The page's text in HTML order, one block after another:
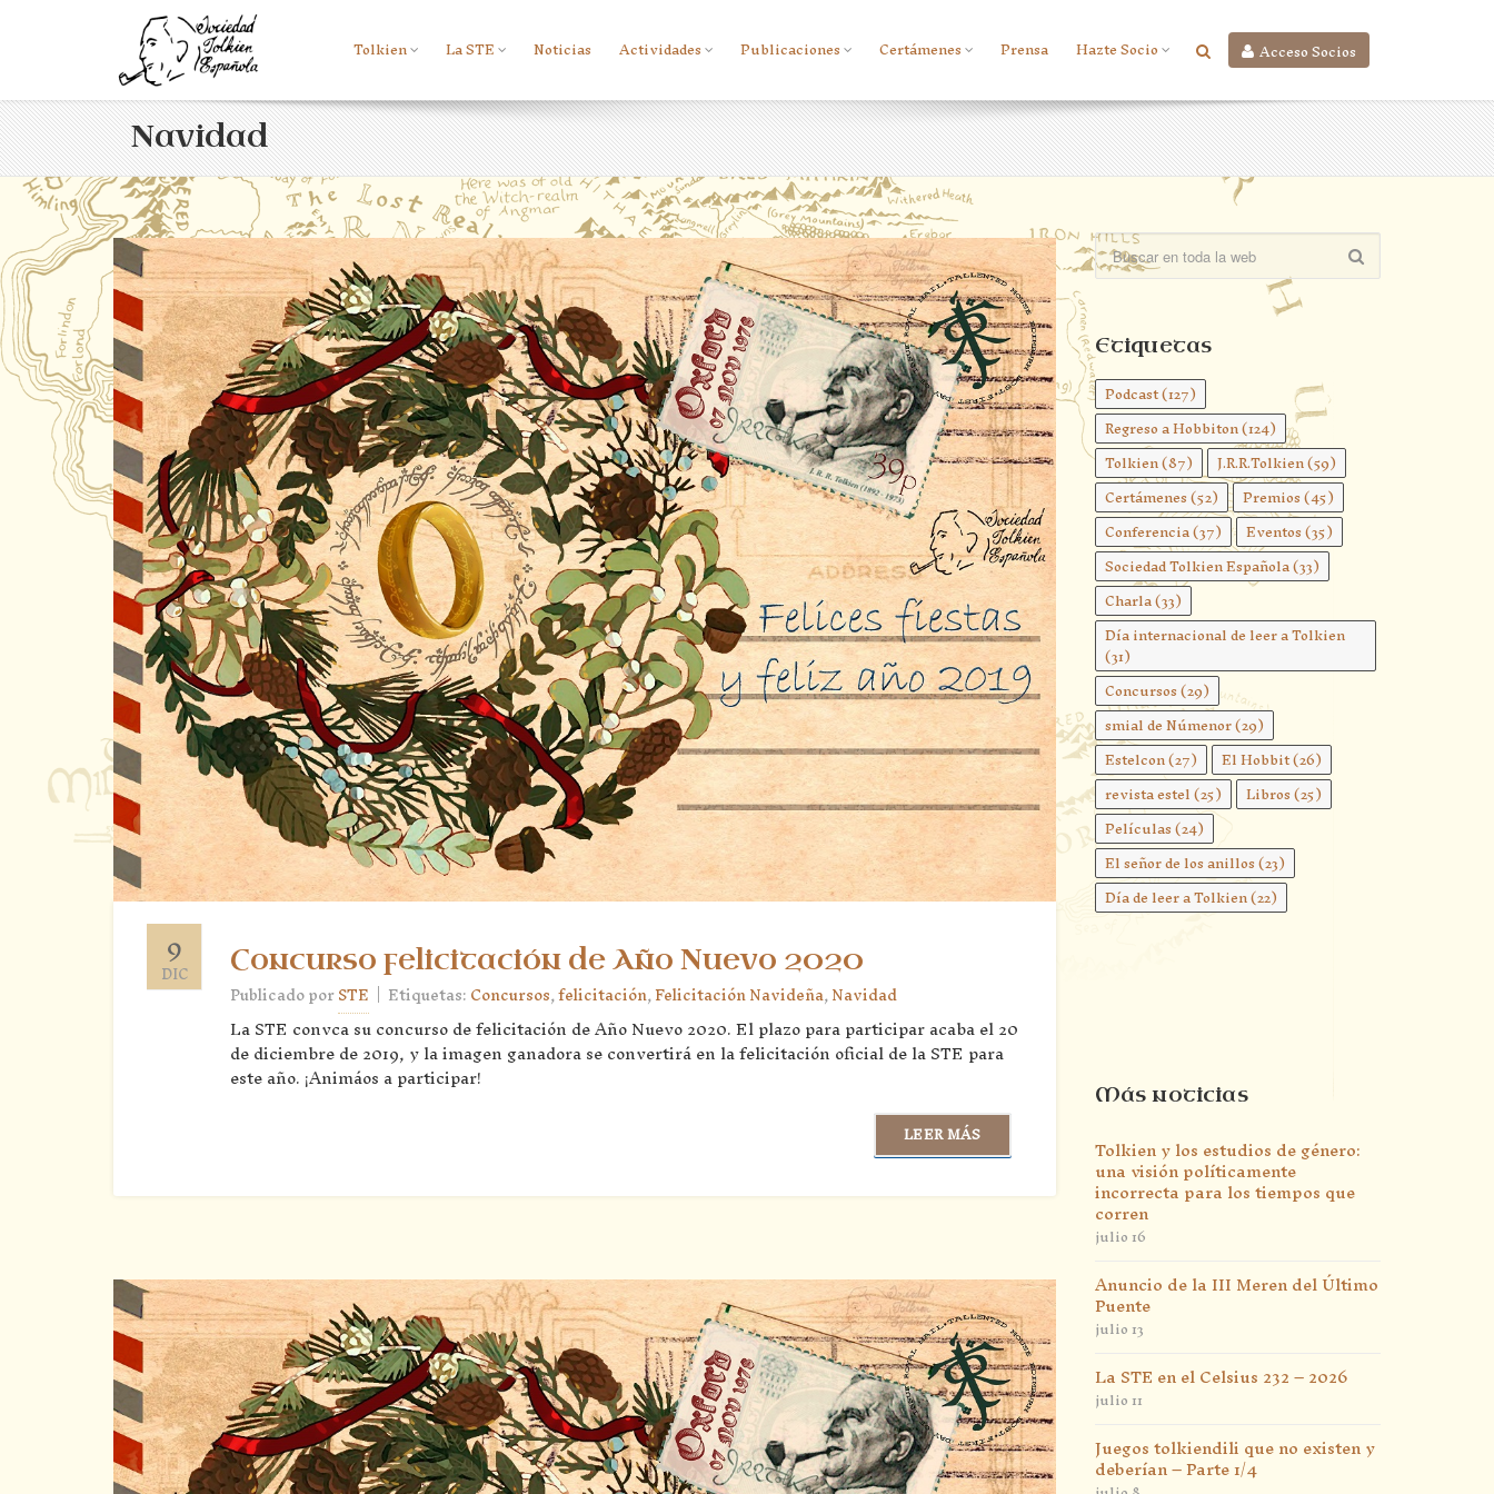
Acceso Socios
Tolkien La STE Noticias Actividades Publicaciones Certámenes Prensa Hazte Socio
Navidad
9
DIC Concurso felicitación de Año Nuevo 2020
Publicado porSTE | Etiquetas:Concursos,felicitación,Felicitación Navideña,Navidad
La STE convca su concurso de felicitación de Año Nuevo 2020. El plazo para participar acaba el 20
de diciembre de 2019, y la imagen ganadora se convertirá en la felicitación oficial de la STE para
este año. ¡Animáos a participar!
LEER MÁS
Etiquetas
Podcast(127)
Regreso a Hobbiton(124)
Tolkien(87) J.R.R.Tolkien(59)
Certámenes(52) Premios(45)
Conferencia(37) Eventos(35)
Sociedad Tolkien Española(33)
Charla(33)
Día internacional de leer a Tolkien
(31)
Concursos(29)
smial de Númenor(29)
Estelcon(27) El Hobbit(26)
revista estel(25) Libros(25)
Películas(24)
El señor de los anillos(23)
Día de leer a Tolkien(22)
Más noticias
Tolkien y los estudios de género:
una visión políticamente
incorrecta para los tiempos que
corren
julio 16
Anuncio de la III Meren del Último
Puente
julio 13
La STE en el Celsius 232 – 2026
julio 11
Juegos tolkiendili que no existen y
deberían – Parte 1/4